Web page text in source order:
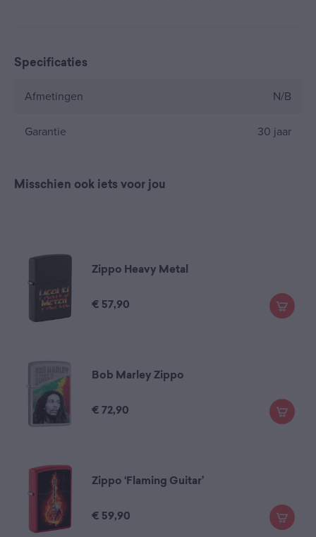
Specificaties
Afmetingen N/B
Garantie 30 jaar
Misschien ook iets voor jou
Zippo Heavy Metal
€ 57,90
Bob Marley Zippo
€ 72,90
Zippo ‘Flaming Guitar’
€ 59,90